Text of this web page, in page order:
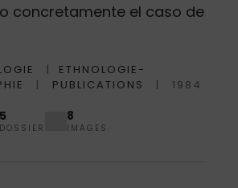
concretamente el caso de
ETHNOLOGIE-
PUBLICATIONS 1984
5
DOSSIER
8
IMAGES